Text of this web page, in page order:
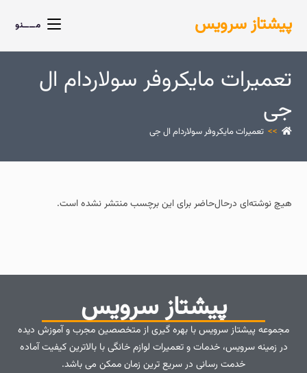
پیشتاز سرویس مــــنو
تعمیرات مایکروفر سولاردام ال
جی
>> تعمیرات مایکروفر سولاردام ال جی
هیچ نوشته‌ای درحال‌حاضر برای این برچسب منتشر نشده است.
پیشتاز سرویس
مجموعه پیشتاز سرویس با بهره گیری از متخصصین مجرب و آموزش دیده
در زمینه سرویس، خدمات و تعمیرات لوازم خانگی با بالاترین کیفیت آماده
خدمت رسانی در سریع ترین زمان ممکن می باشد.